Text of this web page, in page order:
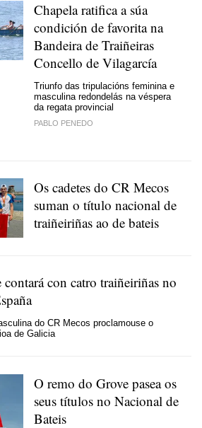
Chapela ratifica a súa
condición de favorita na
Bandeira de Traiñeiras
Concello de Vilagarcía
Triunfo das tripulacións feminina e
masculina redondelás na véspera
da regata provincial
PABLO PENEDO
Os cadetes do CR Mecos
suman o título nacional de
traiñeiriñas ao de bateis
con catro traiñeiriñas no
do CR Mecos proclamouse o
de Galicia
O remo do Grove pasea os
seus títulos no Nacional de
Bateis